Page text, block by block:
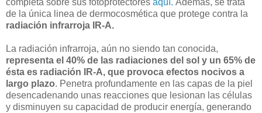
completa sobre sus fotoprotectores aquí. Además, se trata
de la única linea de dermocosmética que protege contra la
radiación infrarroja IR-A.
La radiación infrarroja, aún no siendo tan conocida,
representa el 40% de las radiaciones del sol y un 65% de
ésta es radiación IR-A, que provoca efectos nocivos a
largo plazo. Penetra profundamente en las capas de la piel
desencadenando unas reacciones que lesionan las células
y disminuyen su capacidad de producir energía, generando